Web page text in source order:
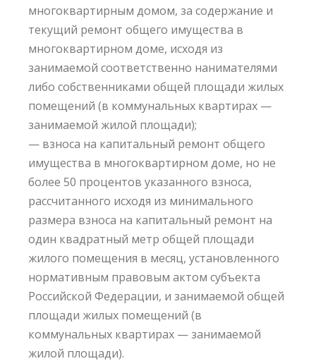
многоквартирным домом, за содержание и
текущий ремонт общего имущества в
многоквартирном доме, исходя из
занимаемой соответственно нанимателями
либо собственниками общей площади жилых
помещений (в коммунальных квартирах —
занимаемой жилой площади);
— взноса на капитальный ремонт общего
имущества в многоквартирном доме, но не
более 50 процентов указанного взноса,
рассчитанного исходя из минимального
размера взноса на капитальный ремонт на
один квадратный метр общей площади
жилого помещения в месяц, установленного
нормативным правовым актом субъекта
Российской Федерации, и занимаемой общей
площади жилых помещений (в
коммунальных квартирах — занимаемой
жилой площади).